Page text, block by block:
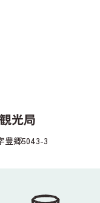
光局
豊郷5043-3